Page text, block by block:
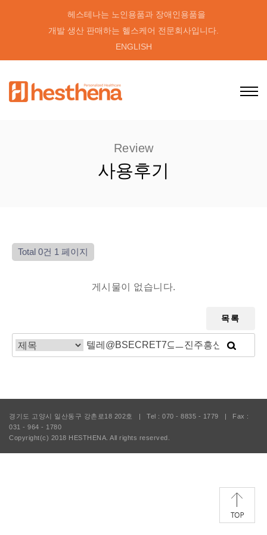
헤스테나는 노인용품과 장애인용품을
개발 생산 판매하는 헬스케어 전문회사입니다.
ENGLISH
Review
사용후기
Total 0건 1 페이지
게시물이 없습니다.
목록
경기도 고양시 일산동구 강촌로18 202호 | Tel : 070 - 8835 - 1779 |
Fax :
031 - 964 - 1780
Copyright(c) 2018 HESTHENA. All rights reserved.